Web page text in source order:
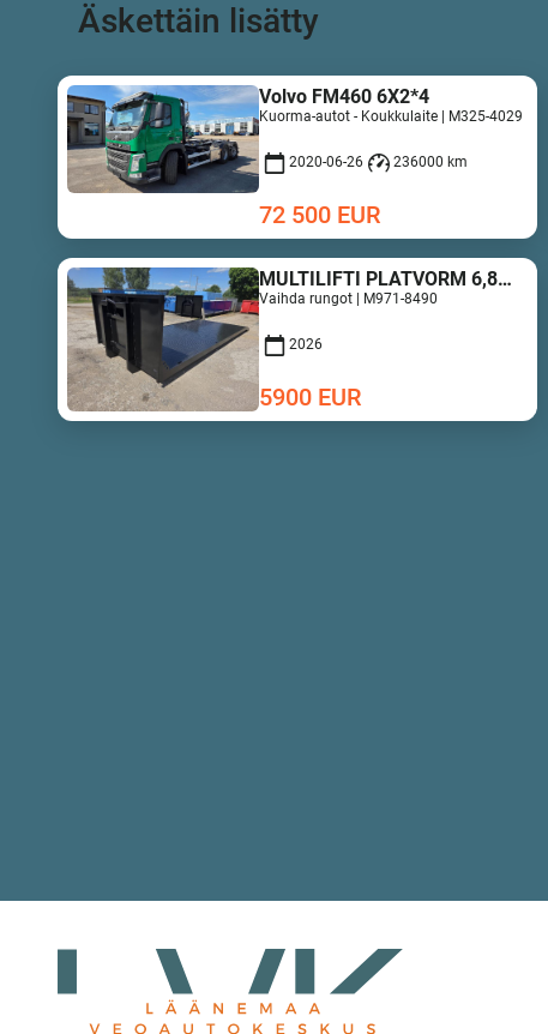
Äskettäin lisätty
Volvo FM460 6X2*4
Kuorma-autot - Koukkulaite | M325-4029
2020-06-26 236000 km
72 500 EUR
MULTILIFTI PLATVORM 6,8M UUS!
Vaihda rungot | M971-8490
2026
5900 EUR